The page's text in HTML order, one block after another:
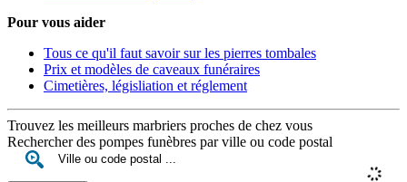
Pour vous aider
Tous ce qu'il faut savoir sur les pierres tombales
Prix et modèles de caveaux funéraires
Cimetières, législiation et réglement
Trouvez les meilleurs marbriers proches de chez vous
Rechercher des pompes funèbres par ville ou code postal